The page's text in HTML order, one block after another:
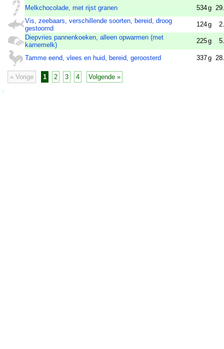
Melkchocolade, met rijst granen 534g
Vis, zeebaars, verschillende soorten, bereid, droog
gestoomd
124g
Diepvries pannenkoeken, alleen opwarmen (met
karnemelk)
225g
Tamme eend, vlees en huid, bereid, geroosterd 337g
« Vorige 1 2 3 4 Volgende »